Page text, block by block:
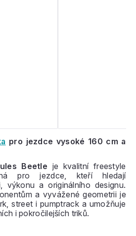
pro jezdce vysoké 160 cm a
Beetle je kvalitní freestyle
pro jezdce, kteří hledají
výkonu a originálního designu.
a vyvážené geometrii je
street i pumptrack a umožňuje
i pokročilejších triků.